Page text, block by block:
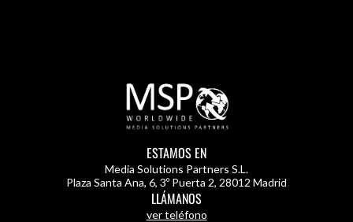
ESTAMOS EN
Media Solutions Partners S.L.
Plaza Santa Ana, 6, 3º Puerta 2, 28012 Madrid
LLÁMANOS
ver teléfono